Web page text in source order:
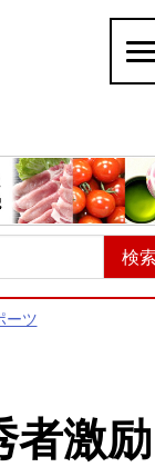
ーツ
者激励